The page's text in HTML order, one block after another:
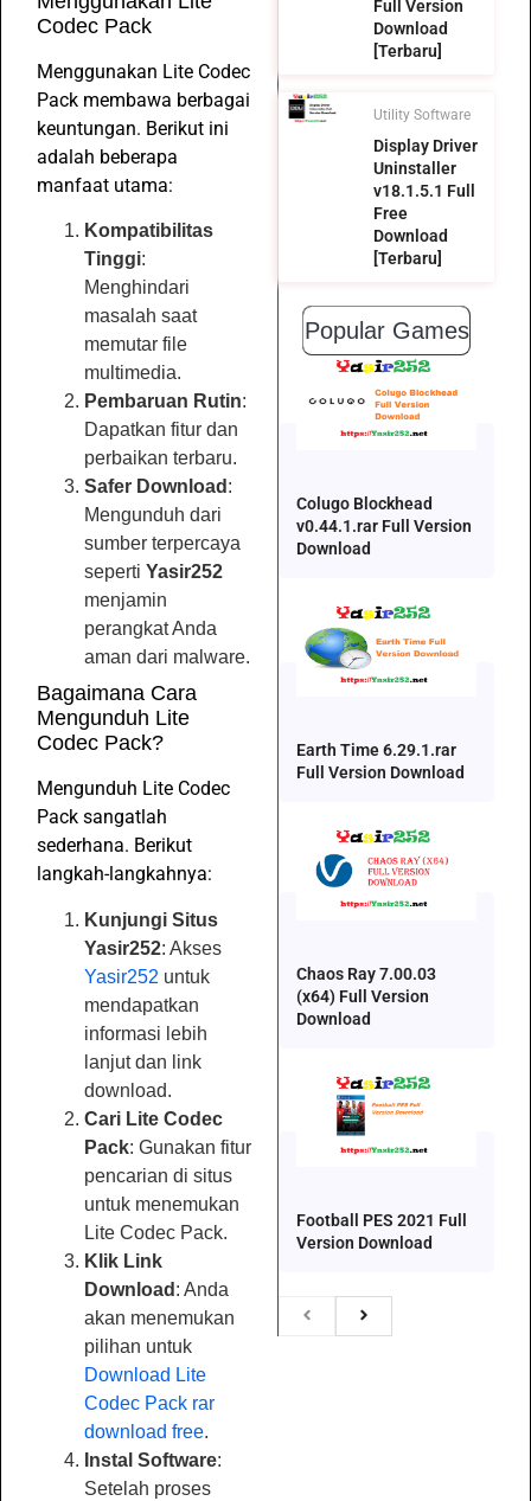
Codec Pack
Menggunakan Lite Codec
Pack membawa berbagai
keuntungan. Berikut ini
adalah beberapa
manfaat utama:
Kompatibilitas
Tinggi:
Menghindari
masalah saat
memutar file
multimedia.
Pembaruan Rutin:
Dapatkan fitur dan
perbaikan terbaru.
Safer Download :
Mengunduh dari
sumber terpercaya
seperti Yasir252
menjamin
perangkat Anda
aman dari malware.
Bagaimana Cara
Mengunduh Lite
Codec Pack?
Mengunduh Lite Codec
Pack sangatlah
sederhana. Berikut
langkah-langkahnya:
Kunjungi Situs
Yasir252: Akses
Yasir252 untuk
mendapatkan
informasi lebih
lanjut dan link
download.
Cari Lite Codec
Pack: Gunakan fitur
pencarian di situs
untuk menemukan
Lite Codec Pack.
Klik Link
Download : Anda
akan menemukan
pilihan untuk
Download Lite
Codec Pack rar
download free.
Instal Software:
Setelah proses
Full Version
Download
[Terbaru]
Utility Software
Display Driver
Uninstaller
v18.1.5.1 Full
Free
Download
[Terbaru]
Popular Games
Colugo Blockhead
v0.44.1.rar Full Version
Download
Earth Time 6.29.1.rar
Full Version Download
Chaos Ray 7.00.03
(x64) Full Version
Download
Football PES 2021 Full
Version Download